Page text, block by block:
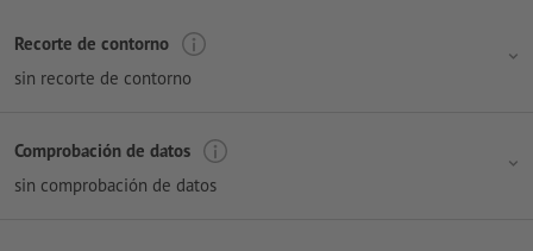
Recorte de contorno
sin recorte de contorno
Comprobación de datos
sin comprobación de datos